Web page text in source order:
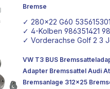
Bremse
✓ 280x22 G60 535615301
✓ 4-Kolben 986351421
✓ Vorderachse Golf 2 3
VW T3 BUS
Adapter Bremssattel Audi
Bremsanlage 312x25